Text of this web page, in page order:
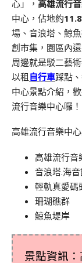
心」， 高雄流行
中心，佔地約
場、音浪塔、鯨
創市集，園區內
周邊就是駁二藝
以租 自行車踩點
中心景點介紹，
流行音樂中心囉！
高雄流行音樂中
高雄流行音
音浪塔.海
輕軌真愛碼
珊瑚礁群
鯨魚堤岸
景點資訊